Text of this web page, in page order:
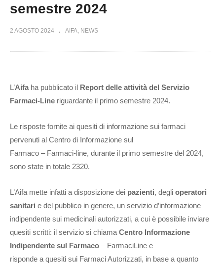
semestre 2024
2 AGOSTO 2024 AIFA NEWS
L’Aifa ha pubblicato il Report delle attività del Servizio
Farmaci-Line riguardante il primo semestre 2024.
Le risposte fornite ai quesiti di informazione sui farmaci
pervenuti al Centro di Informazione sul
Farmaco – Farmaci-line, durante il primo semestre del 2024,
sono state in totale 2320.
L’Aifa mette infatti a disposizione dei pazienti, degli operatori
sanitari e del pubblico in genere, un servizio d’informazione
indipendente sui medicinali autorizzati, a cui è possibile inviare
quesiti scritti: il servizio si chiama Centro Informazione
Indipendente sul Farmaco – FarmaciLine e
risponde a quesiti sui Farmaci Autorizzati, in base a quanto